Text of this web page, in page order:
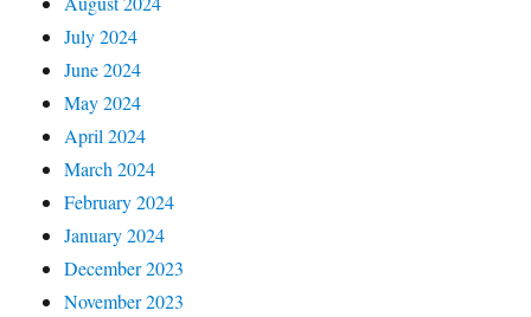
July 2024
June 2024
May 2024
April 2024
March 2024
February 2024
January 2024
December 2023
November 2023